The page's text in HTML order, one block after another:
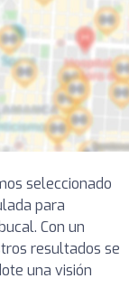
seleccionado
para
Con un
resultados se
una visión